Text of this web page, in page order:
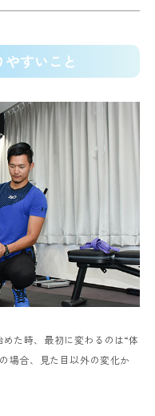
すいこと
た時、最初に変わるのは“体
場合、見た目以外の変化か